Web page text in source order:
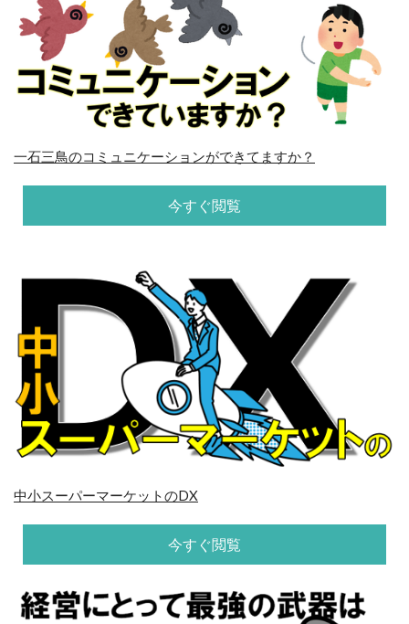
一石三鳥のコミュニケーションができてますか？
今すぐ閲覧
中小スーパーマーケットのDX
今すぐ閲覧